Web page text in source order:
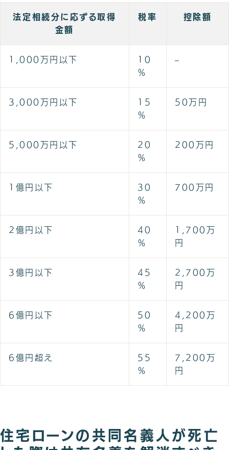
法定相続分に応ずる取得
金額
税率 控除額
1,000万円以下
10
％
–
3,000万円以下
15
％
50万円
5,000万円以下
20
％
200万円
1億円以下
30
％
700万円
2億円以下
40
％
1,700万
円
3億円以下
45
％
2,700万
円
6億円以下
50
％
4,200万
円
6億円超え
55
％
7,200万
円
住宅ローンの共同名義人が死亡